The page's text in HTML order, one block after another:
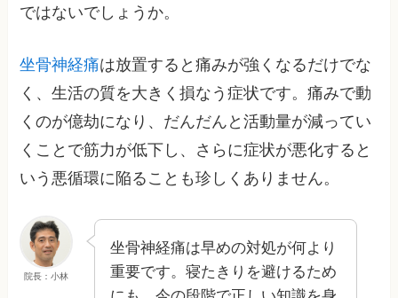
ではないでしょうか。
坐骨神経痛は放置すると痛みが強くなるだけでな
く、生活の質を大きく損なう症状です。痛みで動
くのが億劫になり、だんだんと活動量が減ってい
くことで筋力が低下し、さらに症状が悪化すると
いう悪循環に陥ることも珍しくありません。
院長：小林
坐骨神経痛は早めの対処が何より
重要です。寝たきりを避けるため